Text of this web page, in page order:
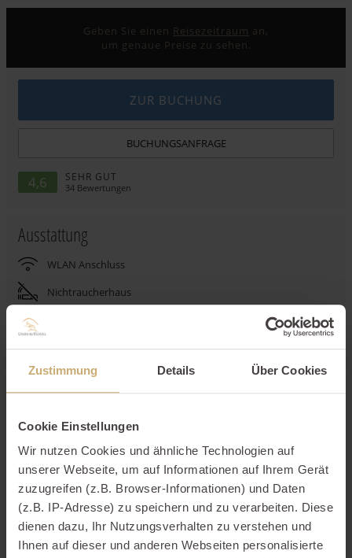
Zustimmung Details Über Cookies
Cookie Einstellungen
Wir nutzen Cookies und ähnliche Technologien auf
unserer Webseite, um auf Informationen auf Ihrem Gerät
zuzugreifen (z.B. Browser-Informationen) und Daten
(z.B. IP-Adresse) zu speichern und zu verarbeiten. Diese
dienen dazu, Ihr Nutzungsverhalten zu verstehen und
Ihnen auf dieser und anderen Webseiten personalisierte
Geben Sie einen Reisezeitraum an,
um genaue Preise zu sehen.
ZUR BUCHUNG
BUCHUNGSANFRAGE
4,6 SEHR GUT
34 Bewertungen
Ausstattung
WLAN Anschluss
Nichtraucherhaus
Terrasse
Stellplatz
Beschreibung
Ausstattungen
Schlafgelegenheiten
Lage